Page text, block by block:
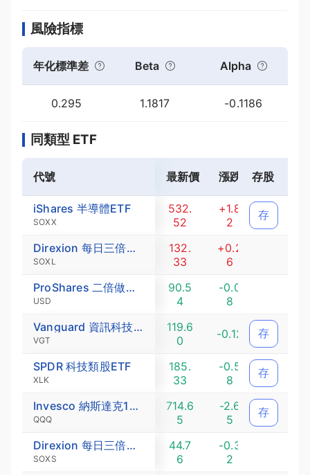
風險指標
年化標準差 Beta Alpha
0.295 1.1817 -0.1186
同類型 ETF
代號 最新價 漲跌 漲跌幅
存股
iShares 半導體ETF
SOXX
532.
52
+1.8
2
+0.3
4
存
Direxion 每日三倍做多半導體ETF
SOXL
132.
33
+0.2
6
ProShares 二倍做多半導體ETF
USD
90.5
4
-0.0
8
Vanguard 資訊科技類股ETF
VGT
119.6
0
-0.12 -0.10
存
SPDR 科技類股ETF
XLK
185.
33
-0.5
8
-0.31
存
Invesco 納斯達克100指數ETF
QQQ
714.6
5
-2.6
5
-0.3
7
存
Direxion 每日三倍放空半導體ETF
SOXS
44.7
6
-0.3
2